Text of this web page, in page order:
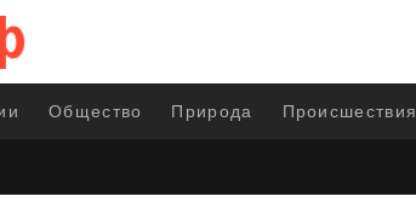
Общество Природа Происшествия